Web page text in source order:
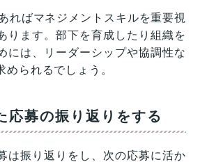
ればマネジメントスキルを重要視
ります。部下を育成したり組織を
には、リーダーシップや協調性な
められるでしょう。
応募の振り返りをする
は振り返りをし、次の応募に活か